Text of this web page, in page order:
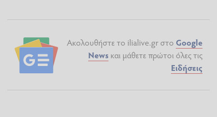
Ακολουθήστε το ilialive.gr στο Google
News και μάθετε πρώτοι όλες τις
Ειδήσεις